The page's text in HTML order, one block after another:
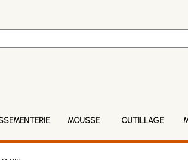
MOUSSE OUTILLAGE